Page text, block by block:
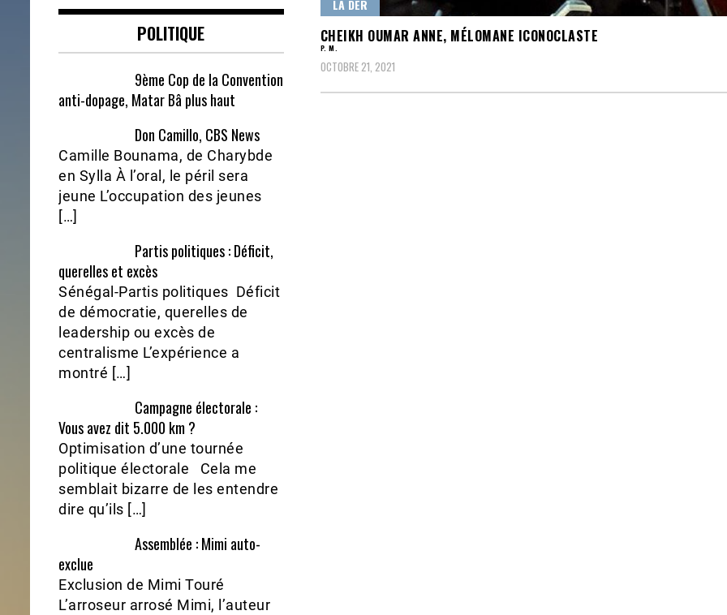
LA DER
CHEIKH OUMAR ANNE, MÉLOMANE ICONOCLASTE
P. M.
OCTOBRE 21, 2021
POLITIQUE
9ème Cop de la Convention
anti-dopage, Matar Bâ plus haut
Don Camillo, CBS News
Camille Bounama, de Charybde
en Sylla À l’oral, le péril sera
jeune L’occupation des jeunes
[…]
Partis politiques : Déficit,
querelles et excès
Sénégal-Partis politiques Déficit
de démocratie, querelles de
leadership ou excès de
centralisme L’expérience a
montré […]
Campagne électorale :
Vous avez dit 5.000 km ?
Optimisation d’une tournée
politique électorale Cela me
semblait bizarre de les entendre
dire qu’ils […]
Assemblée : Mimi auto-
exclue
Exclusion de Mimi Touré
L’arroseur arrosé Mimi, l’auteur